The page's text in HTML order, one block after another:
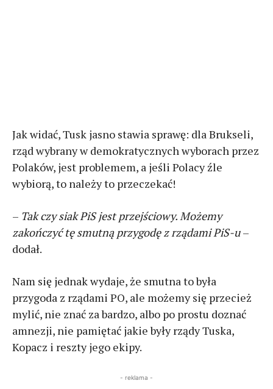
Jak widać, Tusk jasno stawia sprawę: dla Brukseli,
rząd wybrany w demokratycznych wyborach przez
Polaków, jest problemem, a jeśli Polacy źle
wybiorą, to należy to przeczekać!
– Tak czy siak PiS jest przejściowy. Możemy
zakończyć tę smutną przygodę z rządami PiS-u–
dodał.
Nam się jednak wydaje, że smutna to była
przygoda z rządami PO, ale możemy się przecież
mylić, nie znać za bardzo, albo po prostu doznać
amnezji, nie pamiętać jakie były rządy Tuska,
Kopacz i reszty jego ekipy.
- reklama -